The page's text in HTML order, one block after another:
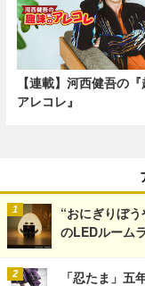
【連載】河西健吾の
アレコレ』
“おにぎりぼ
のLEDルーム
「忍たま」五